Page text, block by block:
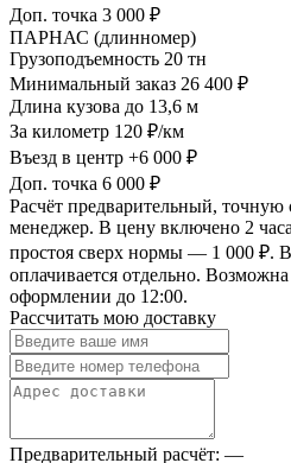
Доп. точка 3 000 ₽
ПАРНАС (длинномер)
Грузоподъемность 20 тн
Минимальный заказ 26 400 ₽
Длина кузова до 13,6 м
За километр 120 ₽/км
Въезд в центр +6 000 ₽
Доп. точка 6 000 ₽
Расчёт предварительный, точную
менеджер. В цену включено 2
простоя сверх нормы — 1 000 ₽.
оплачивается отдельно. Возможна
оформлении до 12:00.
Рассчитать мою доставку
Предварительный расчёт: —